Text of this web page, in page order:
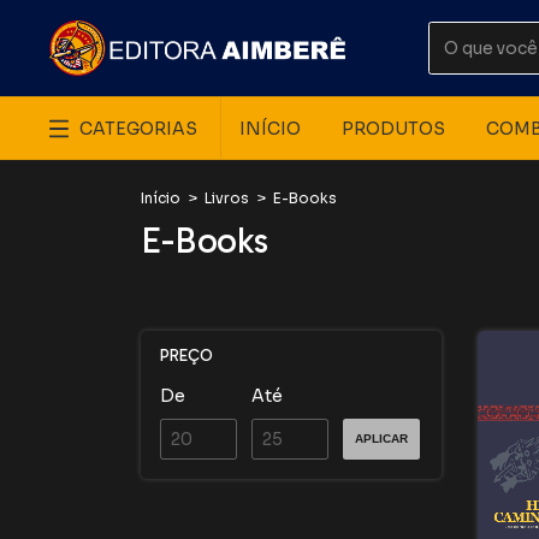
CATEGORIAS INÍCIO PRODUTOS
Início > Livros > E-Books
E-Books
PREÇO
De Até
APLICAR